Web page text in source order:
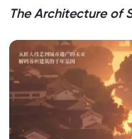
The Architecture of